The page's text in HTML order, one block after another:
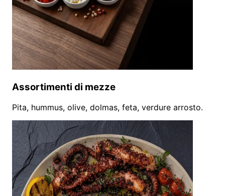
Assortimenti di mezze
Pita, hummus, olive, dolmas, feta, verdure arrosto.